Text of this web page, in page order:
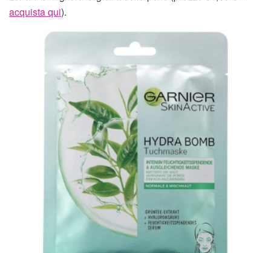
acquista qui).